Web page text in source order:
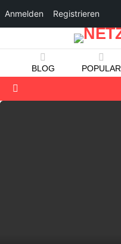
BLOG POPULAR
Anmelden Registrieren